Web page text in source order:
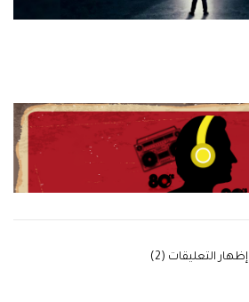
‫إظهار التعليقات (2)